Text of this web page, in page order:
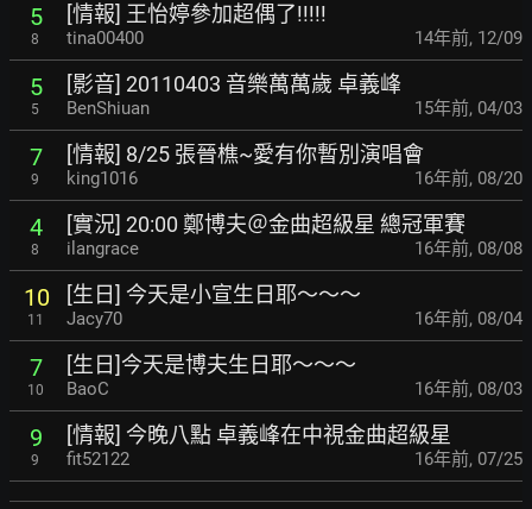
5
8
[情報] 王怡婷參加超偶了!!!!!
tina00400 14年前, 12/09
5
5
[影音] 20110403 音樂萬萬歲 卓義峰
BenShiuan 15年前, 04/03
7
9
[情報] 8/25 張晉樵~愛有你暫別演唱會
king1016 16年前, 08/20
4
8
[實況] 20:00 鄭博夫＠金曲超級星 總冠軍賽
ilangrace 16年前, 08/08
10
11
[生日] 今天是小宣生日耶～～～
Jacy70 16年前, 08/04
7
10
[生日]今天是博夫生日耶～～～
BaoC 16年前, 08/03
9
9
[情報] 今晚八點 卓義峰在中視金曲超級星
fit52122 16年前, 07/25